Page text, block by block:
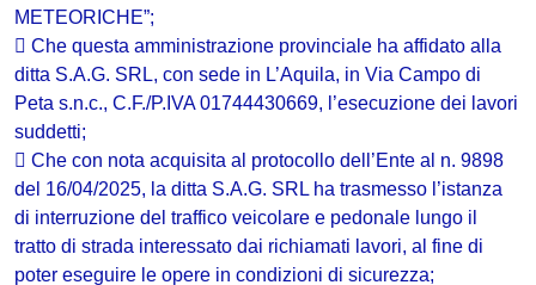
METEORICHE”;
 Che questa amministrazione provinciale ha affidato alla
ditta S.A.G. SRL, con sede in L’Aquila, in Via Campo di
Peta s.n.c., C.F./P.IVA 01744430669, l’esecuzione dei lavori
suddetti;
 Che con nota acquisita al protocollo dell’Ente al n. 9898
del 16/04/2025, la ditta S.A.G. SRL ha trasmesso l’istanza
di interruzione del traffico veicolare e pedonale lungo il
tratto di strada interessato dai richiamati lavori, al fine di
poter eseguire le opere in condizioni di sicurezza;